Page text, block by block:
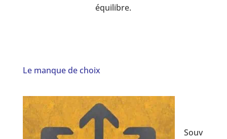
équilibre.
Le manque de choix
Souv